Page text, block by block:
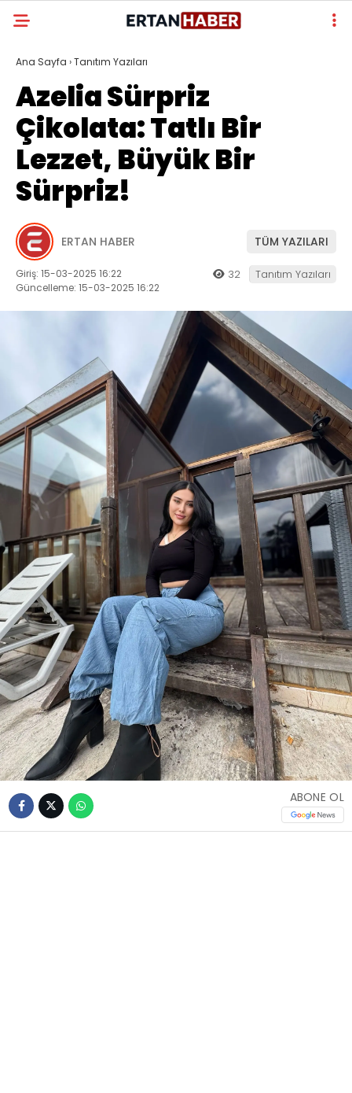
Ana Sayfa ›Tanıtım Yazıları
Azelia Sürpriz
Çikolata: Tatlı Bir
Lezzet, Büyük Bir
Sürpriz!
ERTAN HABER TÜM YAZILARI
Giriş: 15-03-2025 16:22
Güncelleme: 15-03-2025 16:22
32 Tanıtım Yazıları
ABONE OL